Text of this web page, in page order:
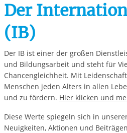
Der
(IB)
Der IB ist einer der großen
und Bildungsarbeit und steht für
Chancengleichheit. Mit
Menschen jeden Alters in allen
und zu fördern. Hier klicken und
Diese Werte spiegeln sich in
Neuigkeiten, Aktionen und